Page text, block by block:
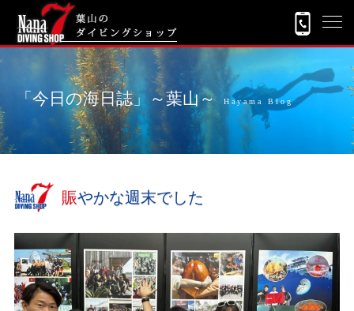
「今日の海日誌」～葉山～ Hayama Blog
賑やかな週末でした